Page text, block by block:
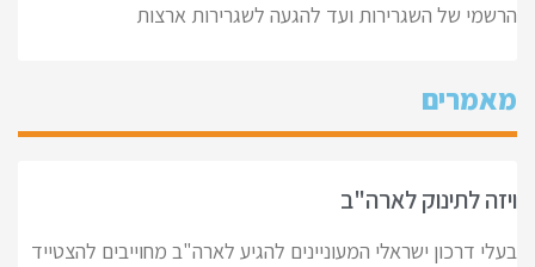
הרשמי של השגרירות ועד להגעה לשגרירות ארצות
מאמרים
ויזה לתינוק לארה"ב
בעלי דרכון ישראלי המעוניינים להגיע לארה"ב מחוייבים להצטייד